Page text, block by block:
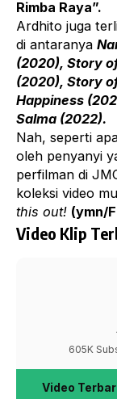
Rimba Raya”.
Ardhito juga
di antaranya
(2020), Story
(2020), Story
Happiness
Salma (2022).
Nah, seperti
oleh penyanyi
perfilman di
koleksi video
this out! (ymn/
Video Klip
605K
Video